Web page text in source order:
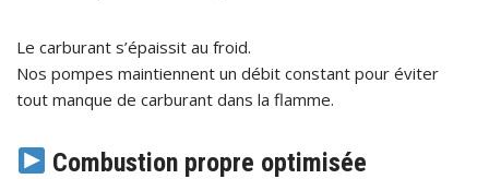
Le carburant s’épaissit au froid.
Nos pompes maintiennent un débit constant pour éviter
tout manque de carburant dans la flamme.
Combustion propre optimisée